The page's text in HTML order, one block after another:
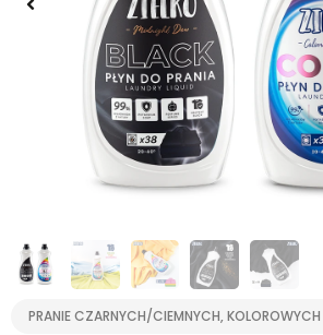
PRANIE CZARNYCH/CIEMNYCH, KOLOROWYCH